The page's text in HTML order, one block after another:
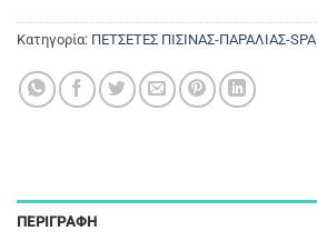
Κατηγορία: ΠΕΤΣΕΤΕΣ ΠΙΣΙΝΑΣ-ΠΑΡΑΛΙΑΣ-SPA
ΠΕΡΙΓΡΑΦΉ